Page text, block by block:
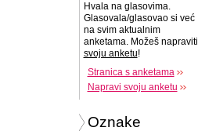
Hvala na glasovima.
Glasovala/glasovao si već
na svim aktualnim
anketama. Možeš napraviti
svoju anketu!
Stranica s anketama
Napravi svoju anketu
Oznake